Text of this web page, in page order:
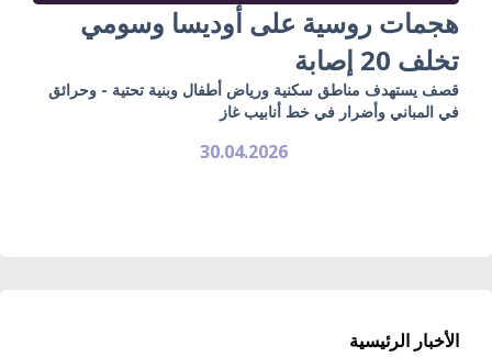
هجمات روسية على أوديسا وسومي
تخلف 20 إصابة
قصف يستهدف مناطق سكنية ورياض أطفال وبنية تحتية - وحرائق
في المباني وأضرار في خط أنابيب غاز
30.04.2026
الأخبار الرئيسية